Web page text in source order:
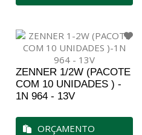
ZENNER 1/2W (PACOTE
COM 10 UNIDADES ) -
1N 964 - 13V
ORÇAMENTO